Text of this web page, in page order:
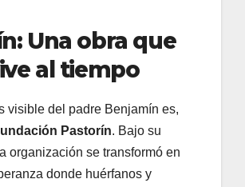
Una obra que
al tiempo
visible del padre Benjamín es,
Pastorín. Bajo su
organización se transformó en
donde huérfanos y